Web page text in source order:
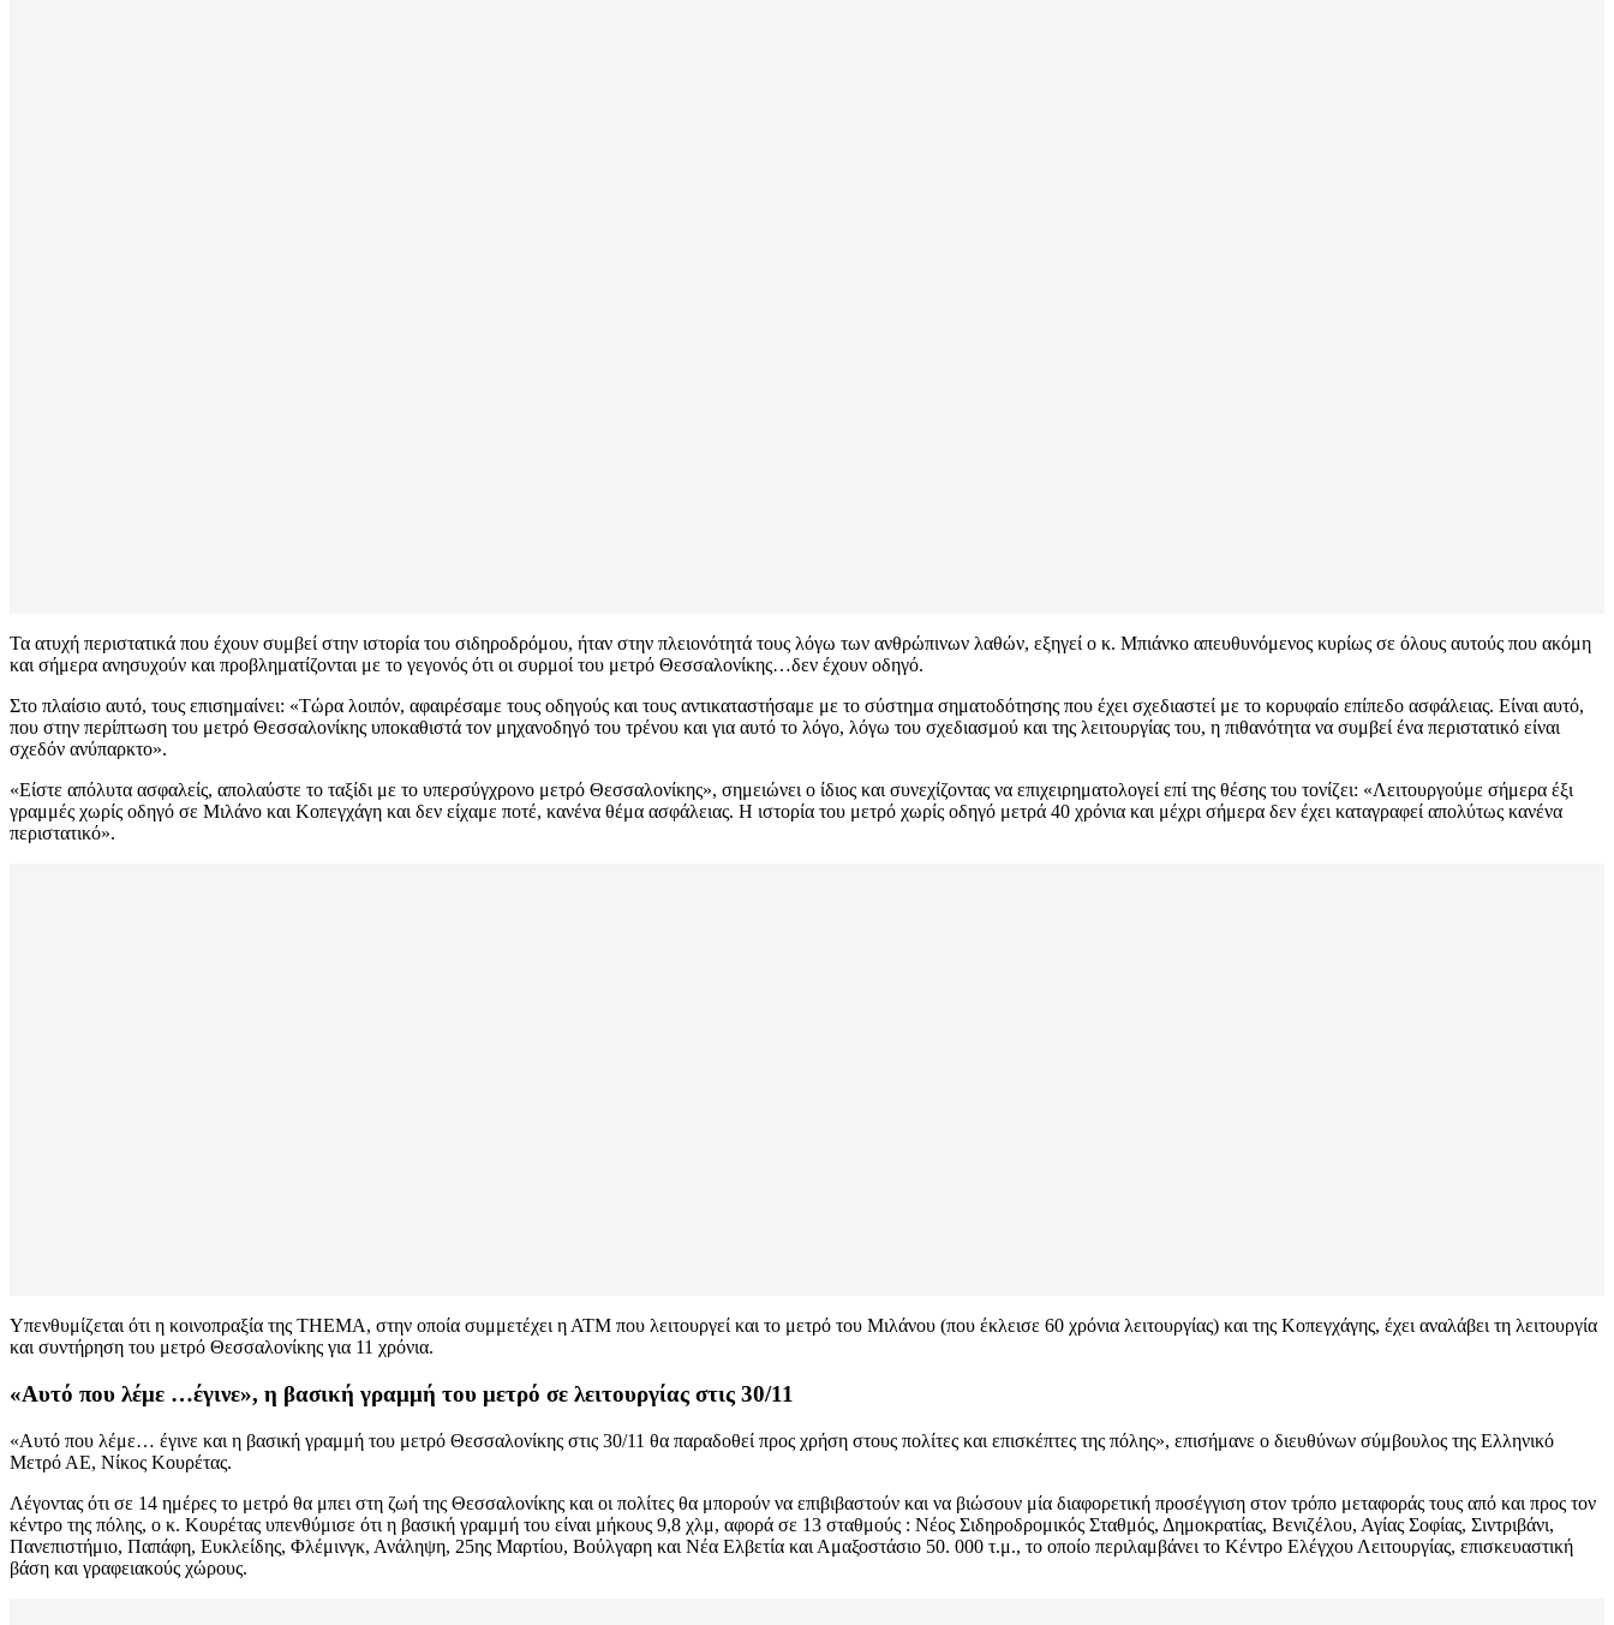
Τα ατυχή περιστατικά που έχουν συμβεί στην ιστορία του σιδηροδρόμου, ήταν στην πλειονότητά τους λόγω των ανθρώπινων λαθών, εξηγεί ο κ. Μπιάνκο απευθυνόμενος κυρίως σε όλους αυτούς που ακόμη
και σήμερα ανησυχούν και προβληματίζονται με το γεγονός ότι οι συρμοί του μετρό Θεσσαλονίκης…δεν έχουν οδηγό.
Στο πλαίσιο αυτό, τους επισημαίνει: «Τώρα λοιπόν, αφαιρέσαμε τους οδηγούς και τους αντικαταστήσαμε με το σύστημα σηματοδότησης που έχει σχεδιαστεί με το κορυφαίο επίπεδο ασφάλειας. Είναι αυτό,
που στην περίπτωση του μετρό Θεσσαλονίκης υποκαθιστά τον μηχανοδηγό του τρένου και για αυτό το λόγο, λόγω του σχεδιασμού και της λειτουργίας του, η πιθανότητα να συμβεί ένα περιστατικό είναι
σχεδόν ανύπαρκτο».
«Είστε απόλυτα ασφαλείς, απολαύστε το ταξίδι με το υπερσύγχρονο μετρό Θεσσαλονίκης», σημειώνει ο ίδιος και συνεχίζοντας να επιχειρηματολογεί επί της θέσης του τονίζει: «Λειτουργούμε σήμερα έξι
γραμμές χωρίς οδηγό σε Μιλάνο και Κοπεγχάγη και δεν είχαμε ποτέ, κανένα θέμα ασφάλειας. Η ιστορία του μετρό χωρίς οδηγό μετρά 40 χρόνια και μέχρι σήμερα δεν έχει καταγραφεί απολύτως κανένα
περιστατικό».
Υπενθυμίζεται ότι η κοινοπραξία της THEMA, στην οποία συμμετέχει η ΑΤΜ που λειτουργεί και το μετρό του Μιλάνου (που έκλεισε 60 χρόνια λειτουργίας) και της Κοπεγχάγης, έχει αναλάβει τη λειτουργία
και συντήρηση του μετρό Θεσσαλονίκης για 11 χρόνια.
«Αυτό που λέμε …έγινε», η βασική γραμμή του μετρό σε λειτουργίας στις 30/11
«Αυτό που λέμε… έγινε και η βασική γραμμή του μετρό Θεσσαλονίκης στις 30/11 θα παραδοθεί προς χρήση στους πολίτες και επισκέπτες της πόλης», επισήμανε ο διευθύνων σύμβουλος της Ελληνικό
Μετρό ΑΕ, Νίκος Κουρέτας.
Λέγοντας ότι σε 14 ημέρες το μετρό θα μπει στη ζωή της Θεσσαλονίκης και οι πολίτες θα μπορούν να επιβιβαστούν και να βιώσουν μία διαφορετική προσέγγιση στον τρόπο μεταφοράς τους από και προς τον
κέντρο της πόλης, ο κ. Κουρέτας υπενθύμισε ότι η βασική γραμμή του είναι μήκους 9,8 χλμ, αφορά σε 13 σταθμούς : Νέος Σιδηροδρομικός Σταθμός, Δημοκρατίας, Βενιζέλου, Αγίας Σοφίας, Σιντριβάνι,
Πανεπιστήμιο, Παπάφη, Ευκλείδης, Φλέμινγκ, Ανάληψη, 25ης Μαρτίου, Βούλγαρη και Νέα Ελβετία και Αμαξοστάσιο 50. 000 τ.μ., το οποίο περιλαμβάνει το Κέντρο Ελέγχου Λειτουργίας, επισκευαστική
βάση και γραφειακούς χώρους.